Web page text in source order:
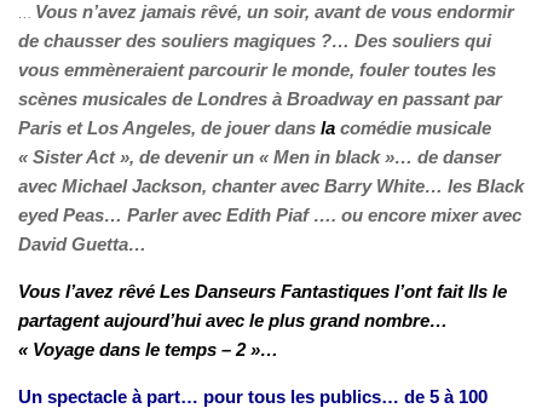
… Vous n’avez jamais rêvé, un soir, avant de vous endormir
de chausser des souliers magiques ?… Des souliers qui
vous emmèneraient parcourir le monde, fouler toutes les
scènes musicales de Londres à Broadway en passant par
Paris et Los Angeles, de jouer dans la comédie musicale
« Sister Act », de devenir un « Men in black »… de danser
avec Michael Jackson, chanter avec Barry White… les Black
eyed Peas… Parler avec Edith Piaf …. ou encore mixer avec
David Guetta…
Vous l’avez rêvé Les Danseurs Fantastiques l’ont fait Ils le
partagent aujourd’hui avec le plus grand nombre…
« Voyage dans le temps – 2 »…
Un spectacle à part… pour tous les publics… de 5 à 100